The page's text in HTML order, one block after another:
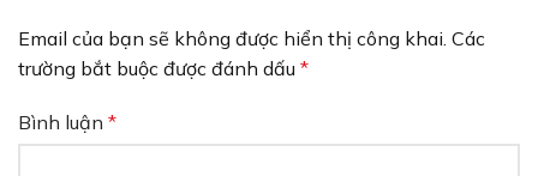
Email của bạn sẽ không được hiển thị công khai. Các
trường bắt buộc được đánh dấu *
Bình luận *